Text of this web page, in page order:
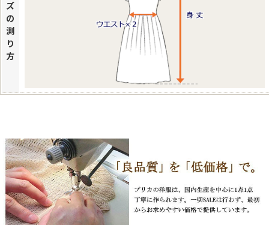
ズ
の
測
り
方